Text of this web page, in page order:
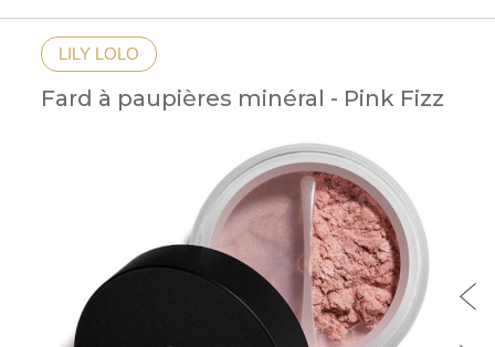
LILY LOLO
Fard à paupières minéral - Pink Fizz